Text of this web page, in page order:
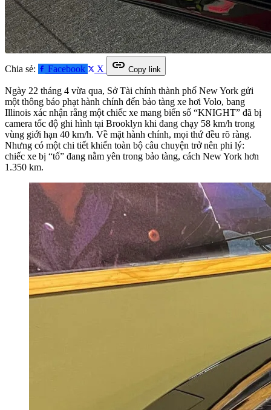
Chia sẻ: Facebook X link Copy link
Ngày 22 tháng 4 vừa qua, Sở Tài chính thành phố New York gửi
một thông báo phạt hành chính đến bảo tàng xe hơi Volo, bang
Illinois xác nhận rằng một chiếc xe mang biển số “KNIGHT” đã bị
camera tốc độ ghi hình tại Brooklyn khi đang chạy 58 km/h trong
vùng giới hạn 40 km/h. Về mặt hành chính, mọi thứ đều rõ ràng.
Nhưng có một chi tiết khiến toàn bộ câu chuyện trở nên phi lý:
chiếc xe bị “tố” đang nằm yên trong bảo tàng, cách New York hơn
1.350 km.